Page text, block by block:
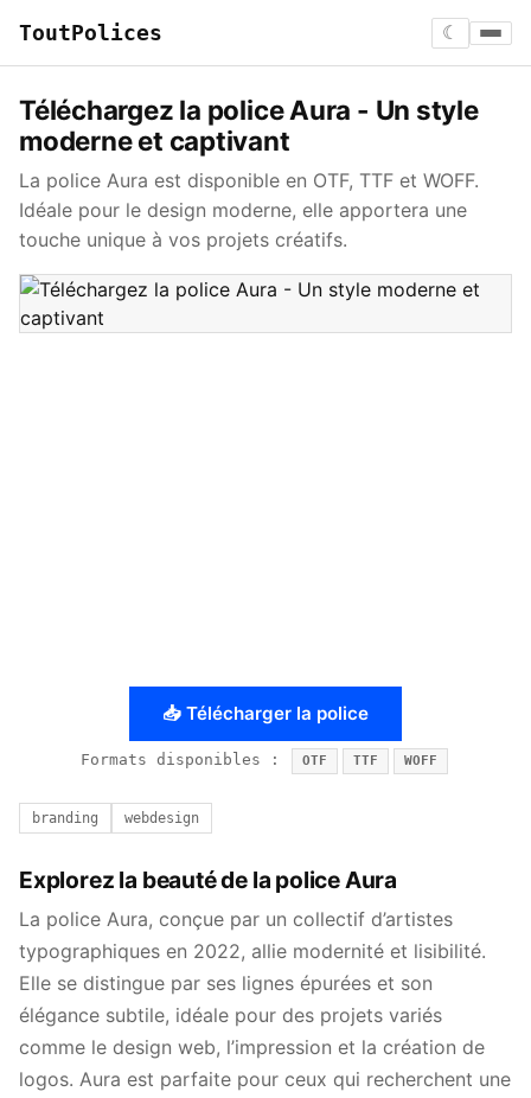
ToutPolices ☾
Téléchargez la police Aura - Un style
moderne et captivant
La police Aura est disponible en OTF, TTF et WOFF.
Idéale pour le design moderne, elle apportera une
touche unique à vos projets créatifs.
📥 Télécharger la police
Formats disponibles : OTF TTF WOFF
branding webdesign
Explorez la beauté de la police Aura
La police Aura, conçue par un collectif d’artistes
typographiques en 2022, allie modernité et lisibilité.
Elle se distingue par ses lignes épurées et son
élégance subtile, idéale pour des projets variés
comme le design web, l’impression et la création de
logos. Aura est parfaite pour ceux qui recherchent une